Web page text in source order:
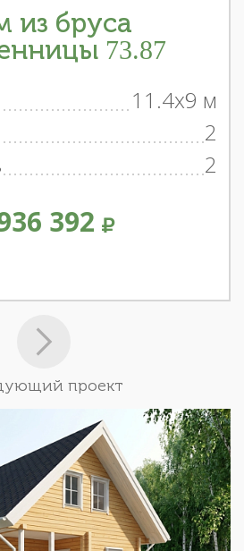
из бруса
73.87
11.4x9 м
2
2
392
проект